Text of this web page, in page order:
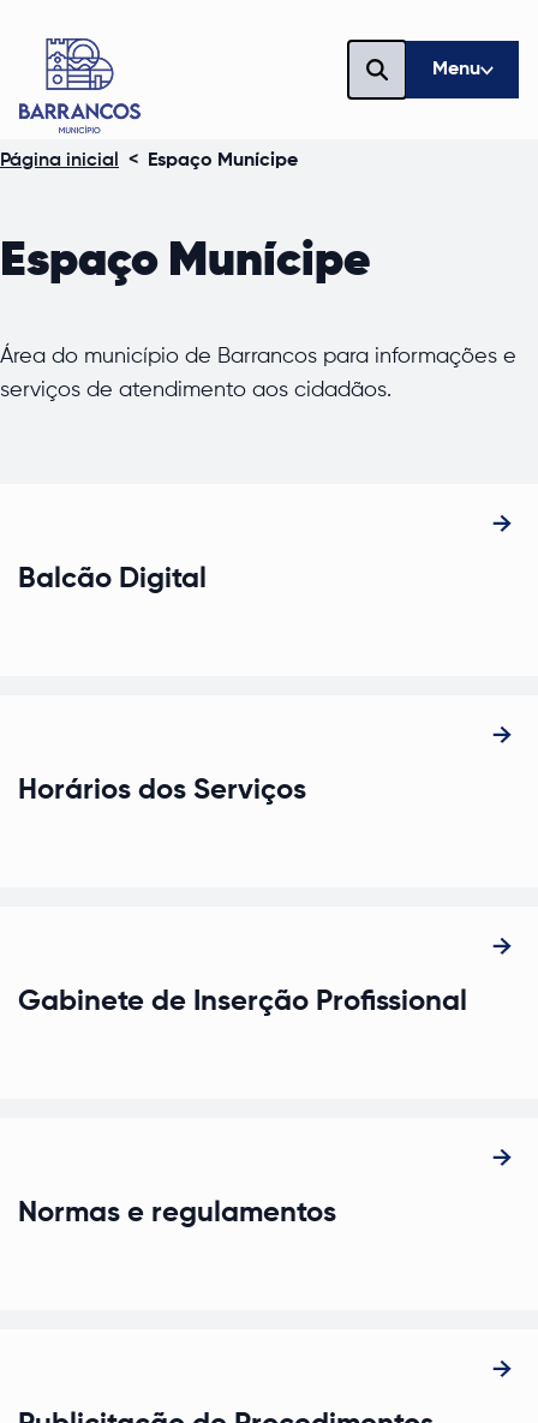
Menu
Página inicial < Espaço Munícipe
Espaço Munícipe
Área do município de Barrancos para informações e
serviços de atendimento aos cidadãos.
Balcão Digital
Abre num novo separador
Horários dos Serviços
Gabinete de Inserção Profissional
Normas e regulamentos